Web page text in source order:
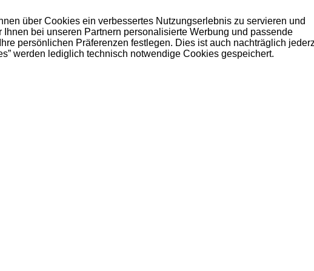
über Cookies ein verbessertes Nutzungserlebnis zu servieren und
bei unseren Partnern personalisierte Werbung und passende
persönlichen Präferenzen festlegen. Dies ist auch nachträglich
werden lediglich technisch notwendige Cookies gespeichert.